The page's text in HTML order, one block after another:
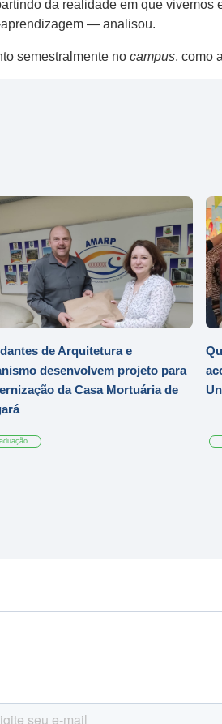
da realidade em que vivemos
aprendizagem — analisou.
semestralmente no campus, como
de Arquitetura e
desenvolvem projeto para
da Casa Mortuária de